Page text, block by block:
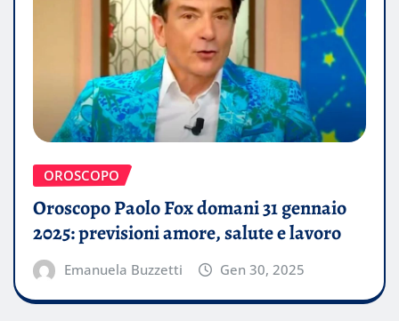
OROSCOPO
Oroscopo Paolo Fox domani 31 gennaio
2025: previsioni amore, salute e lavoro
Emanuela Buzzetti Gen 30, 2025